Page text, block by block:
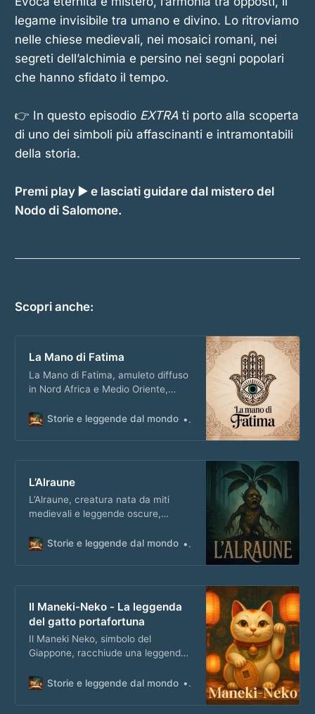
legame invisibile tra umano e divino. Lo ritroviamo
nelle chiese medievali, nei mosaici romani, nei
segreti dell’alchimia e persino nei segni popolari
che hanno sfidato il tempo.
👉 In questo episodio EXTRAti porto alla scoperta
di uno dei simboli più affascinanti e intramontabili
della storia.
Premi play ▶️ e lasciati guidare dal mistero del
Nodo di Salomone.
Scopri anche:
La Mano di Fatima
La Mano di Fatima, amuleto diffuso
in Nord Africa e Medio Oriente,
legati alla protezione e alla
Storie e leggende dal mondo Matteo Masi
L’Alraune
L’Alraune, creatura nata da miti
medievali e leggende oscure,
e inquietanti racconti popolari.
Storie e leggende dal mondo Matteo Masi
Il Maneki-Neko - La leggenda
del gatto portafortuna
Il Maneki Neko, simbolo del
Giappone, racchiude una leggenda
credenze che ancora oggi portano
Storie e leggende dal mondo Matteo Masi